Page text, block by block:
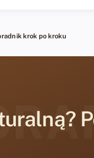
krok po kroku